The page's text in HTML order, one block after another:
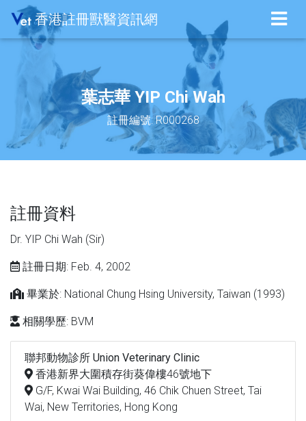
香港註冊獸醫資訊網
葉志華 YIP Chi Wah
註冊編號: R000268
註冊資料
Dr. YIP Chi Wah (Sir)
註冊日期: Feb. 4, 2002
畢業於: National Chung Hsing University, Taiwan (1993)
相關學歷: BVM
聯邦動物診所 Union Veterinary Clinic
香港新界大圍積存街葵偉樓46號地下
G/F, Kwai Wai Building, 46 Chik Chuen Street, Tai
Wai, New Territories, Hong Kong